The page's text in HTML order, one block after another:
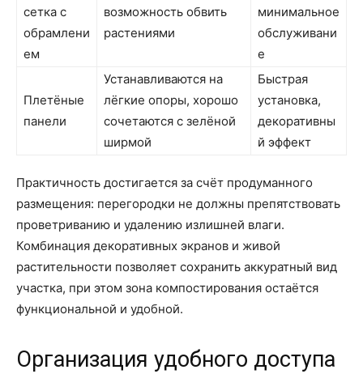
сетка с
обрамлени
ем
возможность обвить
растениями
минимальное
обслуживани
е
Плетёные
панели
Устанавливаются на
лёгкие опоры, хорошо
сочетаются с зелёной
ширмой
Быстрая
установка,
декоративны
й эффект
Практичность достигается за счёт продуманного
размещения: перегородки не должны препятствовать
проветриванию и удалению излишней влаги.
Комбинация декоративных экранов и живой
растительности позволяет сохранить аккуратный вид
участка, при этом зона компостирования остаётся
функциональной и удобной.
Организация удобного доступа